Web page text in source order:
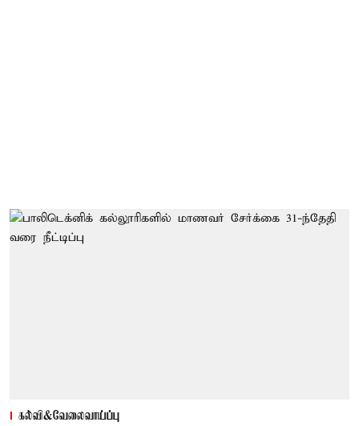
கல்வி&வேலைவாய்ப்பு